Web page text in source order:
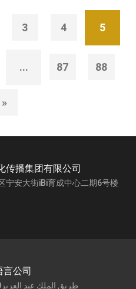
3 4 5
... 87 88
»
传播集团有限公司
宁安大街iBi育成中心二期6号楼
言公司